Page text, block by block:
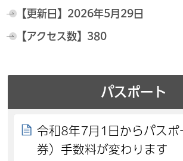
【更新日】 2026年5月29日
【アクセス数】 380
パスポート
令和8年7月1日からパスポ
券）手数料が変わります